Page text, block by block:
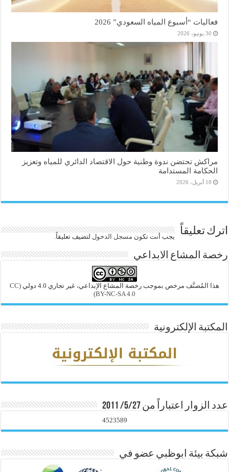
فعاليات “أسبوع المياه السعودي” 2026
30 يونيو، 2026
مراكش تحتضن ندوة وطنية حول الاقتصاد الدائري للمياه وتعزيز
الحكامة المستدامة
18 أبريل، 2026
اترك تعليقاً يجب أنت تكون مسجل الدخول لتضيف تعليقاً.
رخصة المشاع الابداعي
هذا المُصنَّف مرخص بموجب رخصة المشاع الإبداعي، غير تجاري 4.0 دولي
(CC
BY-NC-SA 4.0)
المكتبة الإلكترونية
عدد الزوار اعتباراً من 5/27/ 2011
4523589
شبكة بيئة ابوظبي عضو في